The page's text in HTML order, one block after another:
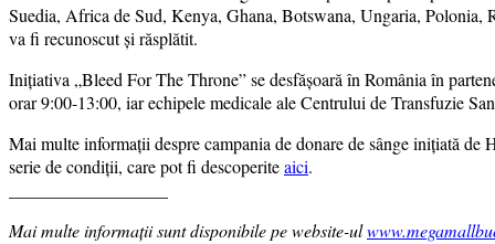
Suedia, Africa de Sud, Kenya, Ghana, Botswana, Ungaria, Polonia,
va fi recunoscut și răsplătit.
Inițiativa „Bleed For The Throne” se desfășoară în România în
orar 9:00-13:00, iar echipele medicale ale Centrului de Transfuzie
Mai multe informații despre campania de donare de sânge inițiată de
serie de condiții, care pot fi descoperiteaici.
Mai multe informații sunt disponibile pe website-ul